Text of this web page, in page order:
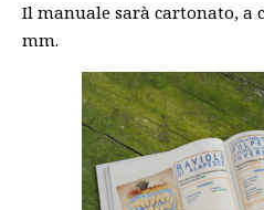
Il manuale sarà cartonato, a
mm.